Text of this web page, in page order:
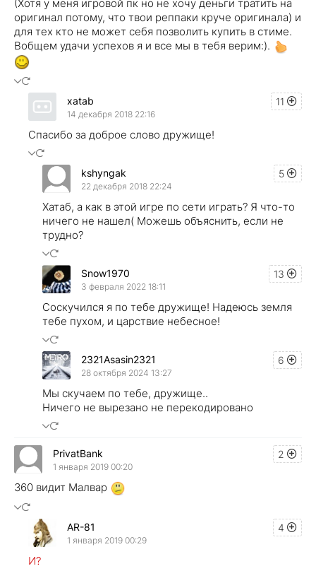
(Хотя у меня игровой пк но не хочу деньги тратить на
оригинал потому, что твои реппаки круче оригинала) и
для тех кто не может себя позволить купить в стиме.
Вобщем удачи успехов я и все мы в тебя верим:).
11
xatab
14 декабря 2018 22:16
Спасибо за доброе слово дружище!
5
kshyngak
22 декабря 2018 22:24
Хатаб, а как в этой игре по сети играть? Я что-то
ничего не нашел( Можешь объяснить, если не
трудно?
13
Snow1970
3 февраля 2022 18:11
Соскучился я по тебе дружище! Надеюсь земля
тебе пухом, и царствие небесное!
6
2321Asasin2321
28 октября 2024 13:27
Мы скучаем по тебе, дружище..
Ничего не вырезано не перекодировано
2
PrivatBank
1 января 2019 00:20
360 видит Малвар
4
AR-81
1 января 2019 00:29
И?